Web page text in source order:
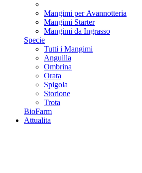
Mangimi per Avannotteria
Mangimi Starter
Mangimi da Ingrasso
Specie
Tutti i Mangimi
Anguilla
Ombrina
Orata
Spigola
Storione
Trota
BioFarm
Attualita